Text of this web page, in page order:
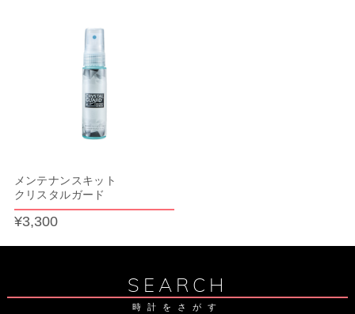
メンテナンスキット
クリスタルガード
¥3,300
SEARCH
時計をさがす